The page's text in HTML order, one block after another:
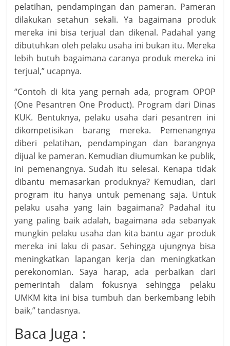
pelatihan, pendampingan dan pameran. Pameran
dilakukan setahun sekali. Ya bagaimana produk
mereka ini bisa terjual dan dikenal. Padahal yang
dibutuhkan oleh pelaku usaha ini bukan itu. Mereka
lebih butuh bagaimana caranya produk mereka ini
terjual,” ucapnya.
“Contoh di kita yang pernah ada, program OPOP
(One Pesantren One Product). Program dari Dinas
KUK. Bentuknya, pelaku usaha dari pesantren ini
dikompetisikan barang mereka. Pemenangnya
diberi pelatihan, pendampingan dan barangnya
dijual ke pameran. Kemudian diumumkan ke publik,
ini pemenangnya. Sudah itu selesai. Kenapa tidak
dibantu memasarkan produknya? Kemudian, dari
program itu hanya untuk pemenang saja. Untuk
pelaku usaha yang lain bagaimana? Padahal itu
yang paling baik adalah, bagaimana ada sebanyak
mungkin pelaku usaha dan kita bantu agar produk
mereka ini laku di pasar. Sehingga ujungnya bisa
meningkatkan lapangan kerja dan meningkatkan
perekonomian. Saya harap, ada perbaikan dari
pemerintah dalam fokusnya sehingga pelaku
UMKM kita ini bisa tumbuh dan berkembang lebih
baik,” tandasnya.
Baca Juga :